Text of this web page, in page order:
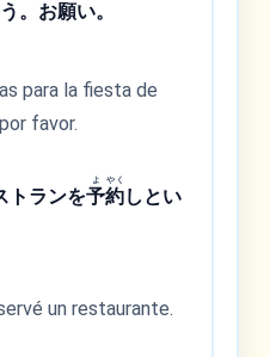
。お願い。
para la fiesta de
favor.
トランを予
よ
約
やく
しとい
un restaurante.